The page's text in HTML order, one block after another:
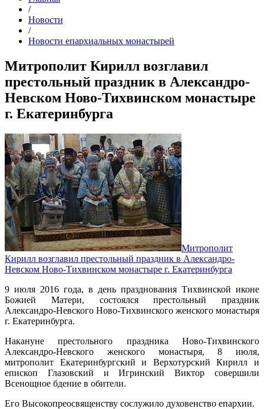
/
Новости
/
Новости епархиальных монастырей
Митрополит Кирилл возглавил
престольный праздник в Александро-
Невском Ново-Тихвинском монастыре
г. Екатеринбурга
Митрополит
Кирилл возглавил престольный праздник в Александро-
Невском Ново-Тихвинском монастыре г. Екатеринбурга
9 июля 2016 года, в день празднования Тихвинской иконе
Божией Матери, состоялся престольный праздник
Александро-Невского Ново-Тихвинского женского монастыря
г. Екатеринбурга.
Накануне престольного праздника Ново-Тихвинского
Александро-Невского женского монастыря, 8 июля,
митрополит Екатеринбургский и Верхотурский Кирилл и
епископ Глазовский и Игринский Виктор совершили
Всенощное бдение в обители.
Его Высокопреосвященству сослужило духовенство епархии.